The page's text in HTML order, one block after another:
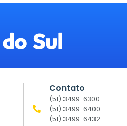
Contato
(51) 3499-6300
(51) 3499-6400
(51) 3499-6432